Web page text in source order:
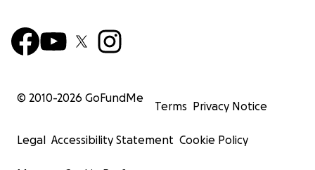
© 2010-2026 GoFundMe
Terms Privacy Notice
Legal Accessibility Statement Cookie Policy